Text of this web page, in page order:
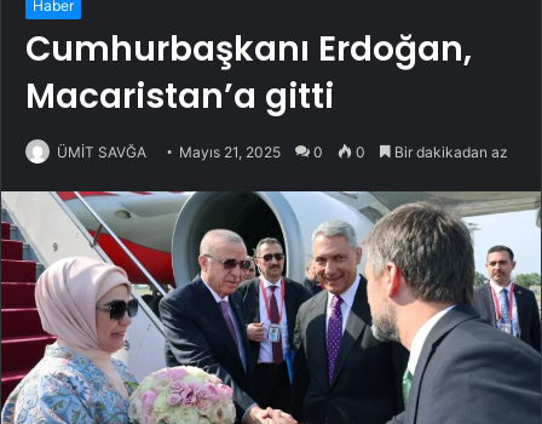
Haber
Cumhurbaşkanı Erdoğan,
Macaristan’a gitti
ÜMİT SAVĞA Mayıs 21, 2025 0 0 Bir dakikadan az